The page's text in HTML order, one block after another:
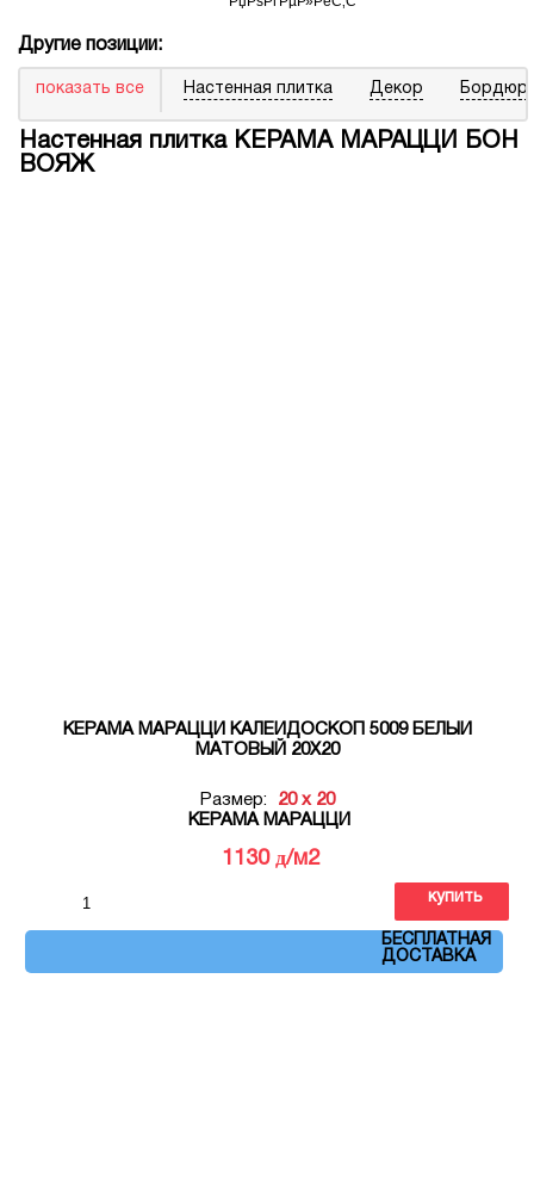
Другие позиции:
показать все Настенная плитка Декор Бордюр
Настенная плитка КЕРАМА МАРАЦЦИ БОН
ВОЯЖ
КЕРАМА МАРАЦЦИ КАЛЕЙДОСКОП 5009 БЕЛЫЙ
МАТОВЫЙ 20Х20
Размер:
20 x 20
КЕРАМА МАРАЦЦИ
1130 д/м2
БЕСПЛАТНАЯ
ДОСТАВКА
купить